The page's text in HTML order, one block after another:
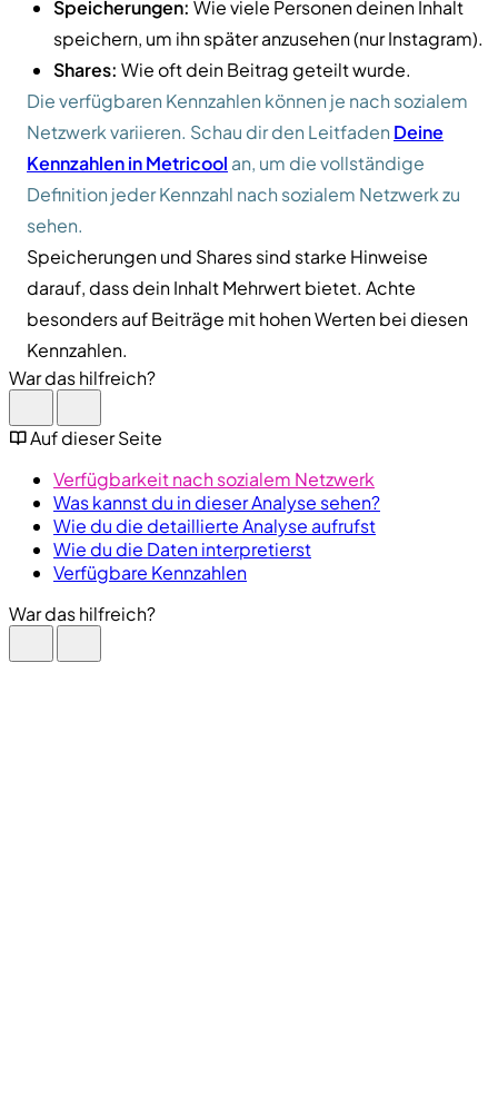
Speicherungen: Wie viele Personen deinen Inhalt
speichern, um ihn später anzusehen (nur Instagram).
Shares: Wie oft dein Beitrag geteilt wurde.
Die verfügbaren Kennzahlen können je nach sozialem
Netzwerk variieren. Schau dir den Leitfaden Deine
Kennzahlen in Metricool an, um die vollständige
Definition jeder Kennzahl nach sozialem Netzwerk zu
sehen.
Speicherungen und Shares sind starke Hinweise
darauf, dass dein Inhalt Mehrwert bietet. Achte
besonders auf Beiträge mit hohen Werten bei diesen
Kennzahlen.
War das hilfreich?
Auf dieser Seite
Verfügbarkeit nach sozialem Netzwerk
Was kannst du in dieser Analyse sehen?
Wie du die detaillierte Analyse aufrufst
Wie du die Daten interpretierst
Verfügbare Kennzahlen
War das hilfreich?